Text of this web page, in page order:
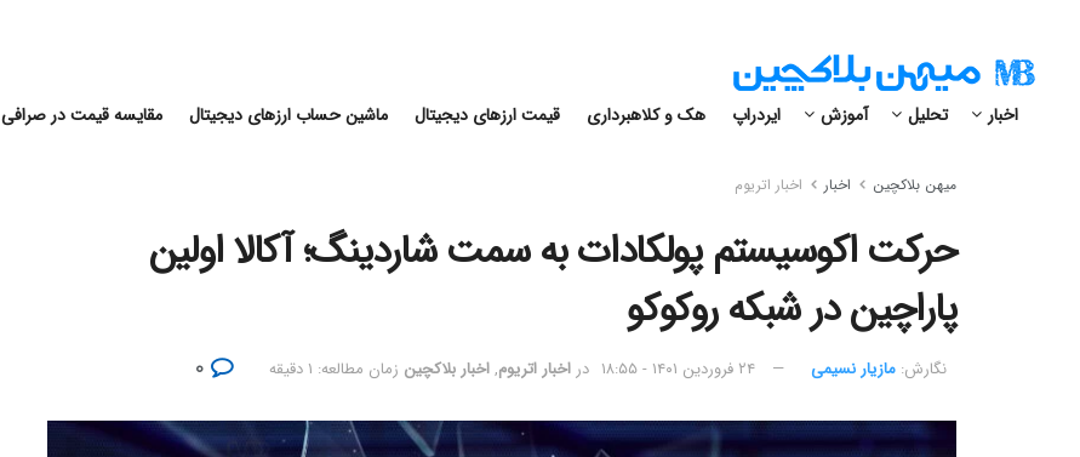
اخبار تحلیل آموزش ایردراپ هک و کلاهبرداری قیمت ارزهای دیجیتال ماشین حساب ارزهای دیجیتال مقایسه قیمت در صرافی
میهن بلاکچین اخبار اخبار اتریوم
حرکت اکوسیستم پولکادات به سمت شاردینگ؛ آکالا اولین
پاراچین در شبکه روکوکو
نگارش:‌ مازیار نسیمی ۲۴ فروردین ۱۴۰۱ - ۱۸:۵۵ در اخبار اتریوم,اخبار بلاکچین زمان مطالعه: ۱ دقیقه